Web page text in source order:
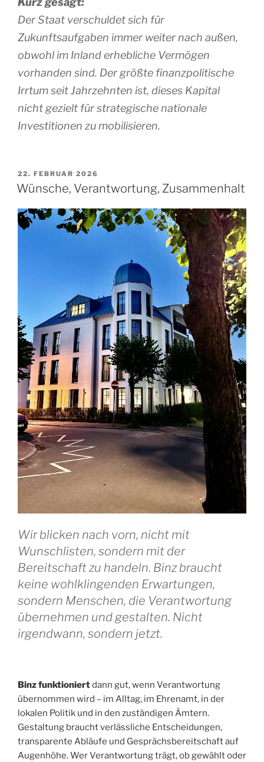
Der Staat verschuldet sich für
Zukunftsaufgaben immer weiter nach außen,
obwohl im Inland erhebliche Vermögen
vorhanden sind. Der größte finanzpolitische
Irrtum seit Jahrzehnten ist, dieses Kapital
nicht gezielt für strategische nationale
Investitionen zu mobilisieren.
VERÖFFENTLICHT
AM
22. FEBRUAR 2026
Wünsche, Verantwortung, Zusammenhalt
Wir blicken nach vorn, nicht mit
Wunschlisten, sondern mit der
Bereitschaft zu handeln. Binz braucht
keine wohlklingenden Erwartungen,
sondern Menschen, die Verantwortung
übernehmen und gestalten. Nicht
irgendwann, sondern jetzt.
Binz funktioniertdann gut, wenn Verantwortung
übernommen wird – im Alltag, im Ehrenamt, in der
lokalen Politik und in den zuständigen Ämtern.
Gestaltung braucht verlässliche Entscheidungen,
transparente Abläufe und Gesprächsbereitschaft auf
Augenhöhe. Wer Verantwortung trägt, ob gewählt oder